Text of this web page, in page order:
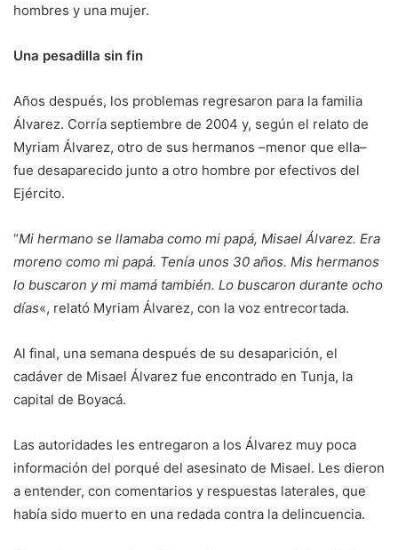
hombres y una mujer.​
Una pesadilla sin fin
Años después, los problemas regresaron para la familia
Álvarez. Corría septiembre de 2004 y, según el relato de
Myriam Álvarez, otro de sus hermanos –menor que ella–
fue desaparecido junto a otro hombre por efectivos del
Ejército.
“Mi hermano se llamaba como mi papá, Misael Álvarez. Era
moreno como mi papá. Tenía unos 30 años. Mis hermanos
lo buscaron y mi mamá también. Lo buscaron durante ocho
días«, relató Myriam Álvarez, con la voz entrecortada.
Al final, una semana después de su desaparición, el
cadáver de Misael Álvarez fue encontrado en Tunja, la
capital de Boyacá.
Las autoridades les entregaron a los Álvarez muy poca
información del porqué del asesinato de Misael. Les dieron
a entender, con comentarios y respuestas laterales, que
había sido muerto en una redada contra la delincuencia.